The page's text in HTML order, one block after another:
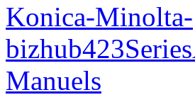
Konica-Minolta-
Manuels